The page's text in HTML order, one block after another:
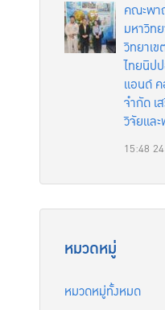
คณะพา
มหาวิท
วิทยาเ
ไทยนิป
แอนด์
จำกัด เ
วิจัยแล
15:48
หมวดหมู่
หมวดหมู่ทั้งหมด